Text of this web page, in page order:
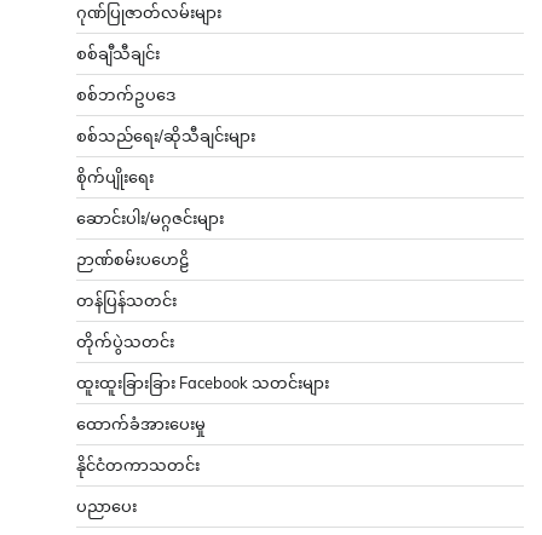
ဂုဏ်ပြုဇာတ်လမ်းများ
စစ်ချီသီချင်း
စစ်ဘက်ဥပဒေ
စစ်သည်ရေး/ဆိုသီချင်းများ
စိုက်ပျိုးရေး
ဆောင်းပါး/မဂ္ဂဇင်းများ
ဉာဏ်စမ်းပဟေဠိ
တန်ပြန်သတင်း
တိုက်ပွဲသတင်း
ထူးထူးခြားခြား Facebook သတင်းများ
ထောက်ခံအားပေးမှု
နိုင်ငံတကာသတင်း
ပညာပေး